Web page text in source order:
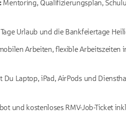
Mentoring, Qualifizierungsplan,
Urlaub und die Bankfeiertage
Arbeiten, flexible Arbeitszeiten
Du Laptop, iPad, AirPods und
und kostenloses RMV-Job-Ticket